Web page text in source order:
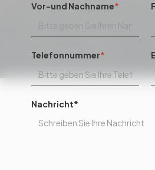
Vor-und Nachname*
Telefonnummer*
Nachricht*